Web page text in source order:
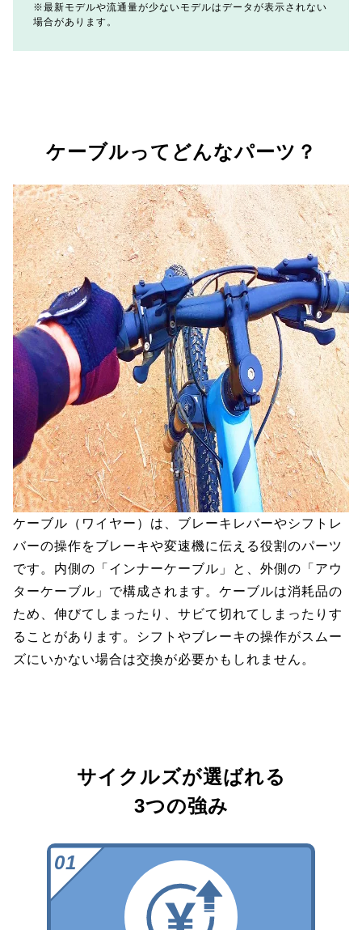
最新モデルや流通量が少ないモデルはデータが表示されない
場合があります。
ケーブルってどんなパーツ？
ケーブル（ワイヤー）は、ブレーキレバーやシフトレ
バーの操作をブレーキや変速機に伝える役割のパーツ
です。内側の「インナーケーブル」と、外側の「アウ
ターケーブル」で構成されます。ケーブルは消耗品の
ため、伸びてしまったり、サビて切れてしまったりす
ることがあります。シフトやブレーキの操作がスムー
ズにいかない場合は交換が必要かもしれません。
サイクルズが選ばれる
3つの強み